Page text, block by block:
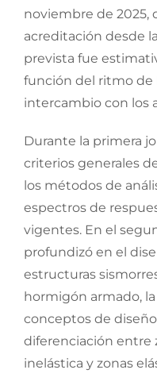
noviembre de 2025,
acreditación desde
prevista fue
función del ritmo de
intercambio con los
Durante la primera
criterios generales
los métodos de
espectros de
vigentes. En el
profundizó en el
estructuras
hormigón armado,
conceptos de
diferenciación entre
inelástica y zonas